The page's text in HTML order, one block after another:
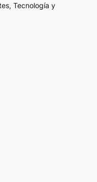
Tecnología y